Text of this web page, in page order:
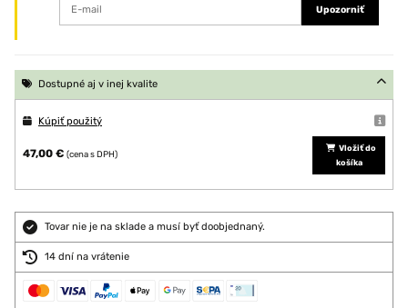
Upozorniť
Dostupné aj v inej kvalite
Kúpiť použitý
47,00 € (cena s DPH)
Vložiť do
košíka
Tovar nie je na sklade a musí byť doobjednaný.
14 dní na vrátenie